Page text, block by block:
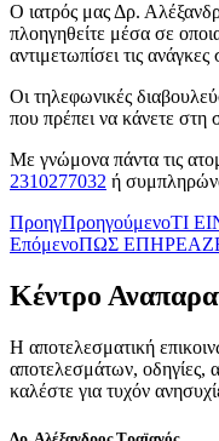
Ο ιατρός μας Δρ.
πλοηγηθείτε μέσα σε
αντιμετωπίσει τις ανάγκες
Οι τηλεφωνικές
που πρέπει να κάνετε στη
Με γνώμονα πάντα τις
2310277032 ή
ΠροηγΠροηγούμενοΤΙ
ΕπόμενοΠΩΣ
Κέντρο
Η αποτελεσματική
αποτελεσμάτων, οδηγίες,
καλέστε για τυχόν